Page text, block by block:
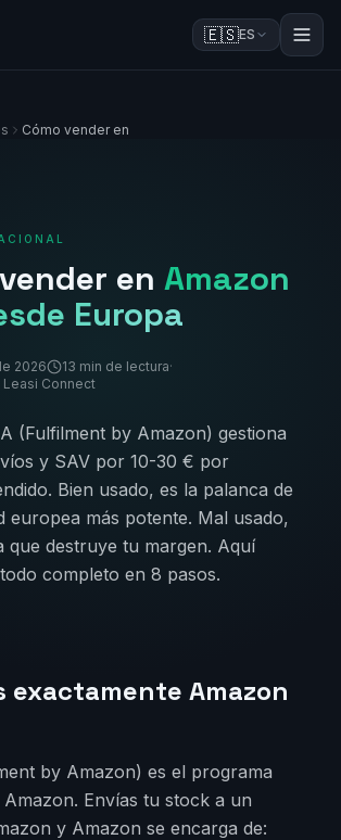
🇪🇸ES
Cómo vender en
en Amazon
Europa
2026 13 min de lectura·
Leasi Connect
(Fulfilment by Amazon) gestiona
y SAV por 10-30 € por
Bien usado, es la palanca de
europea más potente. Mal usado,
que destruye tu margen. Aquí
completo en 8 pasos.
exactamente Amazon
by Amazon) es el programa
Amazon. Envías tu stock a un
y Amazon se encarga de: